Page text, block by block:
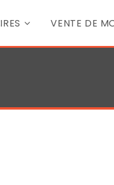
VENTE DE